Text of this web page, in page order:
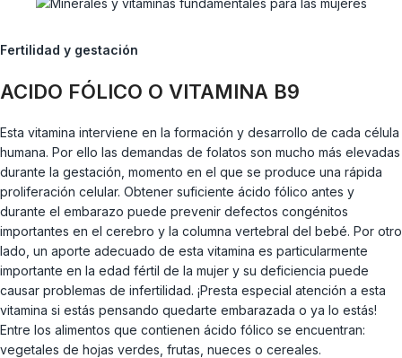
Fertilidad y gestación
ACIDO FÓLICO O VITAMINA B9
Esta vitamina interviene en la formación y desarrollo de cada célula
humana. Por ello las demandas de folatos son mucho más elevadas
durante la gestación, momento en el que se produce una rápida
proliferación celular. Obtener suficiente ácido fólico antes y
durante el embarazo puede prevenir defectos congénitos
importantes en el cerebro y la columna vertebral del bebé. Por otro
lado, un aporte adecuado de esta vitamina es particularmente
importante en la edad fértil de la mujer y su deficiencia puede
causar problemas de infertilidad. ¡Presta especial atención a esta
vitamina si estás pensando quedarte embarazada o ya lo estás!
Entre los alimentos que contienen ácido fólico se encuentran:
vegetales de hojas verdes, frutas, nueces o cereales.